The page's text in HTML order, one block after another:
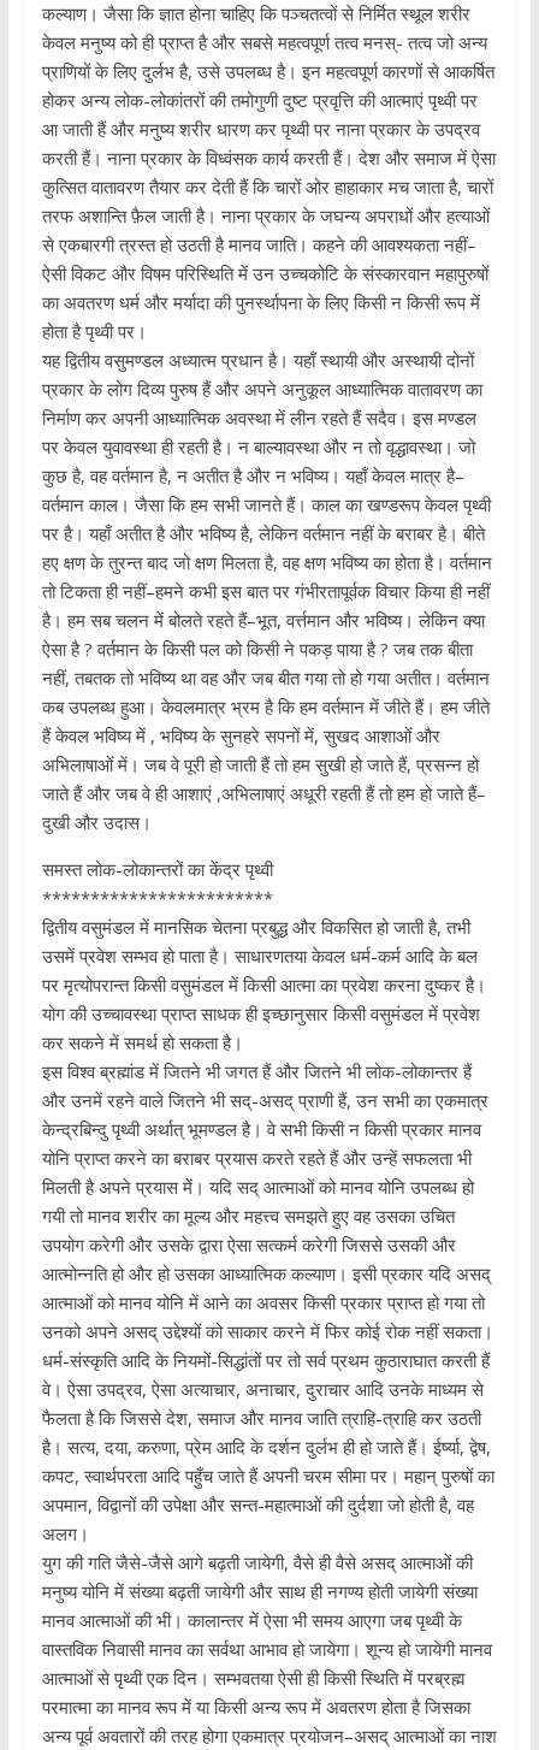
कल्याण। जैसा कि ज्ञात होना चाहिए कि पञ्चतत्वों से निर्मित स्थूल शरीर
केवल मनुष्य को ही प्राप्त है और सबसे महत्वपूर्ण तत्व मनस्- तत्व जो अन्य
प्राणियों के लिए दुर्लभ है, उसे उपलब्ध है। इन महत्वपूर्ण कारणों से आकर्षित
होकर अन्य लोक-लोकांतरों की तमोगुणी दुष्ट प्रवृत्ति की आत्माएं पृथ्वी पर
आ जाती हैं और मनुष्य शरीर धारण कर पृथ्वी पर नाना प्रकार के उपद्रव
करती हैं। नाना प्रकार के विध्वंसक कार्य करती हैं। देश और समाज में ऐसा
कुत्सित वातावरण तैयार कर देती हैं कि चारों ओर हाहाकार मच जाता है, चारों
तरफ अशान्ति फ़ैल जाती है। नाना प्रकार के जघन्य अपराधों और हत्याओं
से एकबारगी त्रस्त हो उठती है मानव जाति। कहने की आवश्यकता नहीं–
ऐसी विकट और विषम परिस्थिति में उन उच्चकोटि के संस्कारवान महापुरुषों
का अवतरण धर्म और मर्यादा की पुनर्स्थापना के लिए किसी न किसी रूप में
होता है पृथ्वी पर।
यह द्वितीय वसुमण्डल अध्यात्म प्रधान है। यहाँ स्थायी और अस्थायी दोनों
प्रकार के लोग दिव्य पुरुष हैं और अपने अनुकूल आध्यात्मिक वातावरण का
निर्माण कर अपनी आध्यात्मिक अवस्था में लीन रहते हैं सदैव। इस मण्डल
पर केवल युवावस्था ही रहती है। न बाल्यावस्था और न तो वृद्धावस्था। जो
कुछ है, वह वर्तमान है, न अतीत है और न भविष्य। यहाँ केवल मात्र है–
वर्तमान काल। जैसा कि हम सभी जानते हैं। काल का खण्डरूप केवल पृथ्वी
पर है। यहाँ अतीत है और भविष्य है, लेकिन वर्तमान नहीं के बराबर है। बीते
हए क्षण के तुरन्त बाद जो क्षण मिलता है, वह क्षण भविष्य का होता है। वर्तमान
तो टिकता ही नहीं–हमने कभी इस बात पर गंभीरतापूर्वक विचार किया ही नहीं
है। हम सब चलन में बोलते रहते हैं–भूत, वर्त्तमान और भविष्य। लेकिन क्या
ऐसा है ? वर्तमान के किसी पल को किसी ने पकड़ पाया है ? जब तक बीता
नहीं, तबतक तो भविष्य था वह और जब बीत गया तो हो गया अतीत। वर्तमान
कब उपलब्ध हुआ। केवलमात्र भ्रम है कि हम वर्तमान में जीते हैं। हम जीते
हैं केवल भविष्य में , भविष्य के सुनहरे सपनों में, सुखद आशाओं और
अभिलाषाओं में। जब वे पूरी हो जाती हैं तो हम सुखी हो जाते हैं, प्रसन्न हो
जाते हैं और जब वे ही आशाएं ,अभिलाषाएं अधूरी रहती हैं तो हम हो जाते हैं–
दुखी और उदास।
समस्त लोक-लोकान्तरों का केंद्र पृथ्वी
************************
द्वितीय वसुमंडल में मानसिक चेतना प्रबुद्ध और विकसित हो जाती है, तभी
उसमें प्रवेश सम्भव हो पाता है। साधारणतया केवल धर्म-कर्म आदि के बल
पर मृत्योपरान्त किसी वसुमंडल में किसी आत्मा का प्रवेश करना दुष्कर है।
योग की उच्चावस्था प्राप्त साधक ही इच्छानुसार किसी वसुमंडल में प्रवेश
कर सकने में समर्थ हो सकता है।
इस विश्व ब्रह्मांड में जितने भी जगत हैं और जितने भी लोक-लोकान्तर हैं
और उनमें रहने वाले जितने भी सद्-असद् प्राणी हैं, उन सभी का एकमात्र
केन्द्रबिन्दु पृथ्वी अर्थात् भूमण्डल है। वे सभी किसी न किसी प्रकार मानव
योनि प्राप्त करने का बराबर प्रयास करते रहते हैं और उन्हें सफलता भी
मिलती है अपने प्रयास में। यदि सद् आत्माओं को मानव योनि उपलब्ध हो
गयी तो मानव शरीर का मूल्य और महत्त्व समझते हुए वह उसका उचित
उपयोग करेगी और उसके द्वारा ऐसा सत्कर्म करेगी जिससे उसकी और
आत्मोन्नति हो और हो उसका आध्यात्मिक कल्याण। इसी प्रकार यदि असद्
आत्माओं को मानव योनि में आने का अवसर किसी प्रकार प्राप्त हो गया तो
उनको अपने असद् उद्देश्यों को साकार करने में फिर कोई रोक नहीं सकता।
धर्म-संस्कृति आदि के नियमों-सिद्धांतों पर तो सर्व प्रथम कुठाराघात करती हैं
वे। ऐसा उपद्रव, ऐसा अत्याचार, अनाचार, दुराचार आदि उनके माध्यम से
फैलता है कि जिससे देश, समाज और मानव जाति त्राहि-त्राहि कर उठती
है। सत्य, दया, करुणा, प्रेम आदि के दर्शन दुर्लभ ही हो जाते हैं। ईर्ष्या, द्वेष,
कपट, स्वार्थपरता आदि पहुँच जाते हैं अपनी चरम सीमा पर। महान् पुरुषों का
अपमान, विद्वानों की उपेक्षा और सन्त-महात्माओं की दुर्दशा जो होती है, वह
अलग।
युग की गति जैसे-जैसे आगे बढ़ती जायेगी, वैसे ही वैसे असद् आत्माओं की
मनुष्य योनि में संख्या बढ़ती जायेगी और साथ ही नगण्य होती जायेगी संख्या
मानव आत्माओं की भी। कालान्तर में ऐसा भी समय आएगा जब पृथ्वी के
वास्तविक निवासी मानव का सर्वथा आभाव हो जायेगा। शून्य हो जायेगी मानव
आत्माओं से पृथ्वी एक दिन। सम्भवतया ऐसी ही किसी स्थिति में परब्रह्म
परमात्मा का मानव रूप में या किसी अन्य रूप में अवतरण होता है जिसका
अन्य पूर्व अवतारों की तरह होगा एकमात्र प्रयोजन–असद् आत्माओं का नाश